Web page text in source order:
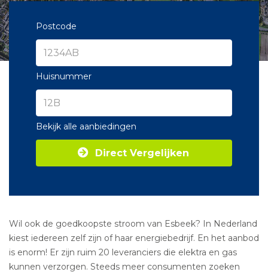
Postcode
Huisnummer
Bekijk alle aanbiedingen
Direct Vergelijken
Wil ook de goedkoopste stroom van Esbeek? In Nederland
kiest iedereen zelf zijn of haar energiebedrijf. En het aanbod
is enorm! Er zijn ruim 20 leveranciers die elektra en gas
kunnen verzorgen. Steeds meer consumenten zoeken